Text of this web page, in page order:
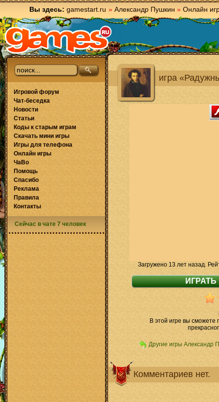
Вы здесь: gamestart.ru » Александр Пушкин » Онлайн
игра
Загружено 13 лет назад.
В этой игре вы сможете
Другие игры Александр
Комментариев нет.
Игровой форум
Чат-беседка
Новости
Статьи
Коды к старым играм
Скачать мини игры
Игры для телефона
Онлайн игры
ЧаВо
Помощь
Спасибо
Реклама
Правила
Контакты
Сейчас в чате 7 человек